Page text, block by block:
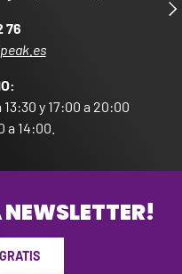
76
y 17:00 a 20:00
a 14:00.
NEWSLETTER!